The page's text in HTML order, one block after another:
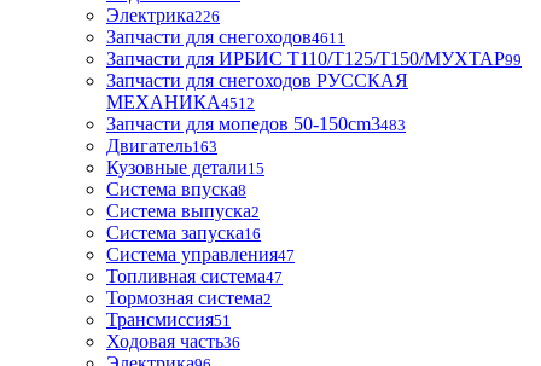
Электрика226
Запчасти для снегоходов4611
Запчасти для ИРБИС T110/T125/T150/МУХТАР99
Запчасти для снегоходов РУССКАЯ
МЕХАНИКА4512
Запчасти для мопедов 50-150cm3483
Двигатель163
Кузовные детали15
Система впуска8
Система выпуска2
Система запуска16
Система управления47
Топливная система47
Тормозная система2
Трансмиссия51
Ходовая часть36